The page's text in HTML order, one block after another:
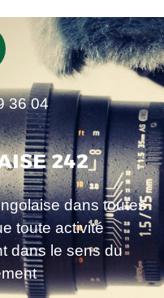
36 04
dans toutes
toute activité
dans le sens du